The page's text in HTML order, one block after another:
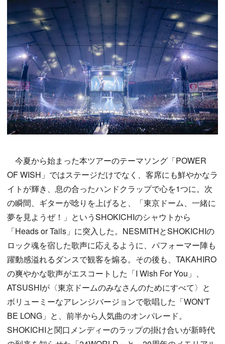
今夏から始まった本ツアーのテーマソング「POWER
OF WISH」ではステージだけでなく、客席にも鮮やかなラ
イトが輝き、息の合ったハンドクラップで心を1つに。次
の瞬間、ギターが唸りを上げると、「東京ドーム、一緒に
夢を見ようぜ！」というSHOKICHIのシャウトから
「Heads or Tails」に突入した。NESMITHとSHOKICHIの
ロック魂を宿した歌声に応えるように、パフォーマー陣も
躍動感溢れるダンスで観客を煽る。その後も、TAKAHIRO
の爽やかな歌声がエスコートした「I Wish For You」、
ATSUSHIが〈東京ドームのみなさんのためにすべて〉と
ボリューミーなアレンジバージョンで歌唱した「WON'T
BE LONG」と、前半から人気曲のオンパレード。
SHOKICHIと関口メンディーのラップの掛け合いが新時代